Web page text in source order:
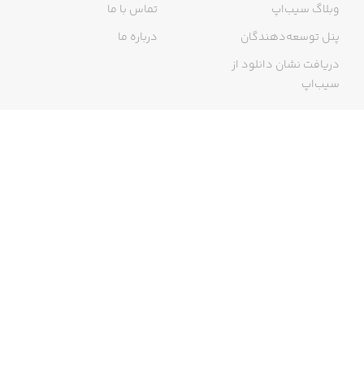
وبلاگ سیب‌اپ
پنل توسعه‌دهندگان
دریافت نشان دانلود از
سیب‌اپ
تماس با ما
درباره ما